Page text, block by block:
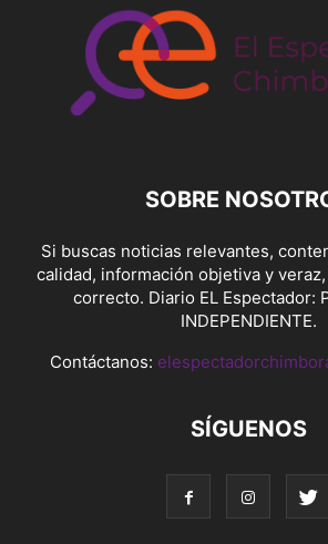
SOBRE
Si buscas noticias relevantes,
calidad, información objetiva y
correcto. Diario EL Espectador:
INDEPENDIENTE.
Contáctanos:
SÍGUENOS